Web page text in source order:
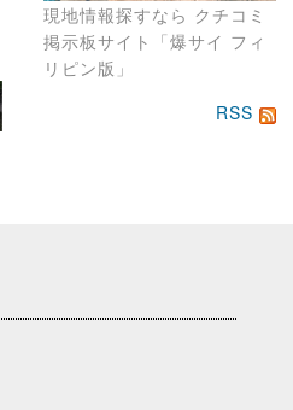
現地情報探すなら クチコミ
掲示板サイト「爆サイ フィ
リピン版」
RSS